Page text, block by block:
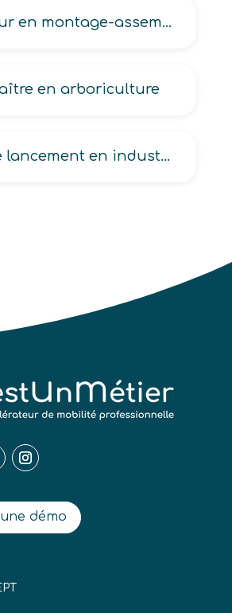
Etancheur en montage-assemblage mécanique
en arboriculture
Agent de lancement en industrie, planification en industrie, d’ordonnancement et de planification en industrie
démo